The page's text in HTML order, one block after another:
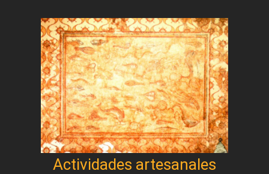
Actividades artesanales